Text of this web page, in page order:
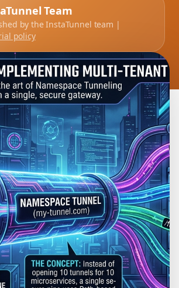
Team
by the InstaTunnel team |
policy